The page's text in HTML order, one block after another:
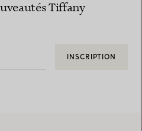
Tiffany
INSCRIPTION